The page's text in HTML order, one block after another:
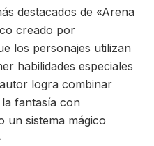
destacados de «Arena
creado por
los personajes utilizan
habilidades especiales
logra combinar
fantasía con
un sistema mágico